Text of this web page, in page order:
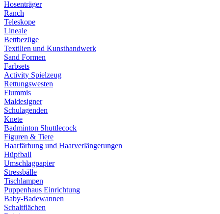
Hosenträger
Ranch
Teleskope
Lineale
Bettbezüge
Textilien und Kunsthandwerk
Sand Formen
Farbsets
Activity Spielzeug
Rettungswesten
Flummis
Maldesigner
Schulagenden
Knete
Badminton Shuttlecock
Figuren & Tiere
Haarfärbung und Haarverlängerungen
Hüpfball
Umschlagpapier
Stressbälle
Tischlampen
Puppenhaus Einrichtung
Baby-Badewannen
Schaltflächen